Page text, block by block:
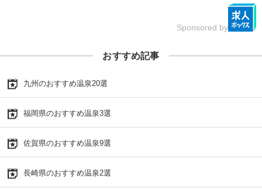
Sponsored by
おすすめ記事
九州のおすすめ温泉20選
福岡県のおすすめ温泉3選
佐賀県のおすすめ温泉9選
長崎県のおすすめ温泉2選